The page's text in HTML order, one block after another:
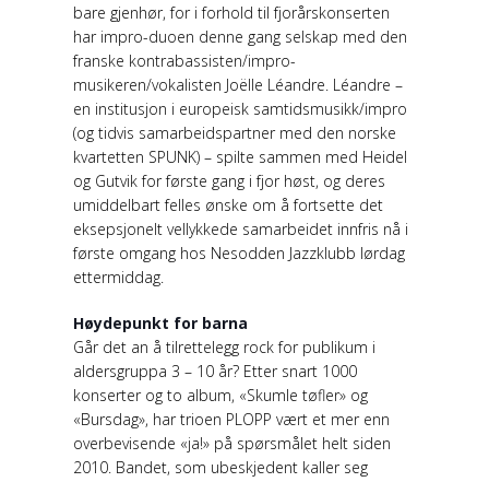
bare gjenhør, for i forhold til fjorårskonserten
har impro-duoen denne gang selskap med den
franske kontrabassisten/impro-
musikeren/vokalisten Joëlle Léandre. Léandre –
en institusjon i europeisk samtidsmusikk/impro
(og tidvis samarbeidspartner med den norske
kvartetten SPUNK) – spilte sammen med Heidel
og Gutvik for første gang i fjor høst, og deres
umiddelbart felles ønske om å fortsette det
eksepsjonelt vellykkede samarbeidet innfris nå i
første omgang hos Nesodden Jazzklubb lørdag
ettermiddag.
Høydepunkt for barna
Går det an å tilrettelegg rock for publikum i
aldersgruppa 3 – 10 år? Etter snart 1000
konserter og to album, «Skumle tøfler» og
«Bursdag», har trioen PLOPP vært et mer enn
overbevisende «ja!» på spørsmålet helt siden
2010. Bandet, som ubeskjedent kaller seg